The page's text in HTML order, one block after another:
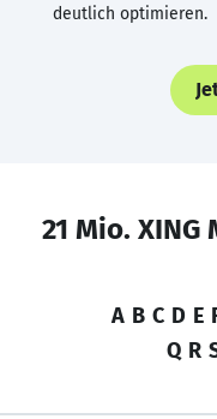
deutlich optimieren.
21 Mio.
A B C D E
Q R